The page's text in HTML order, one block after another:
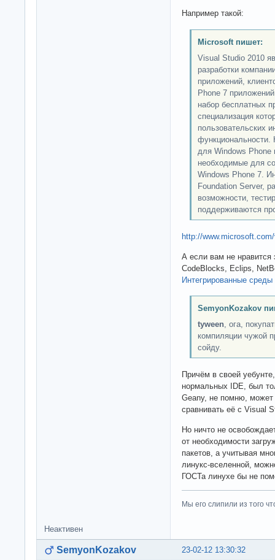
Например такой:
Microsoft пишет:
Visual Studio 2010
разработки
приложений,
Phone 7
набор бесплатных
специализация
пользовательских
функциональности.
для Windows Phone
необходимые для
Windows Phone 7.
Foundation Server,
возможности,
поддерживаются
http://
А если вам не нравится
CodeBlocks, Eclips,
Интегрированные среды
SemyonKozakov
tyween, ога,
компиляции чужой
сойду.
Причём в своей
нормальных IDE, был
Geany, не помню,
сравнивать её с Visual
Но ничто не
от необходимости
пакетов, а учитывая
линукс-вселенной,
ГОСТа линухе бы не
Мы его слипили из того
Неактивен
23-02-12 13:30:32
SemyonKozakov